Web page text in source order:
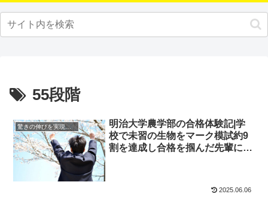
55段階
驚きの伸びを実現｜先輩列伝
明治大学農学部の合格体験記|学
校で未習の生物をマーク模試約9
割を達成し合格を掴んだ先輩にイ
2025.06.06